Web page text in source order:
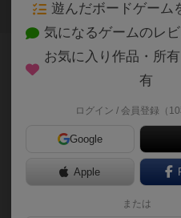
5
210名 0名 0 3ヶ
BGG評価7.0／重さ1.75／3〜
久々プレイし再評価、コレ楽
インタラクションをストレー
『砂漠を越えて』とかに通ず
遊んだボードゲーム
気になるゲームのレ
お気に入り作品・所
有
ログイン / 会員登録（10
Google
Apple
または